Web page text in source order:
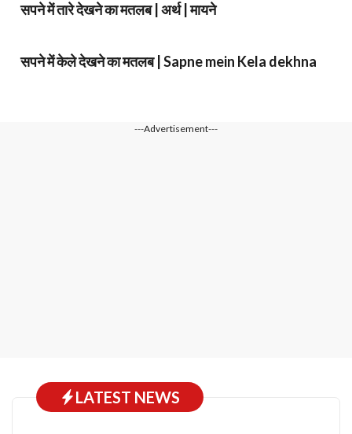
सपने में तारे देखने का मतलब | अर्थ | मायने
सपने में केले देखने का मतलब | Sapne mein Kela dekhna
---Advertisement---
LATEST NEWS